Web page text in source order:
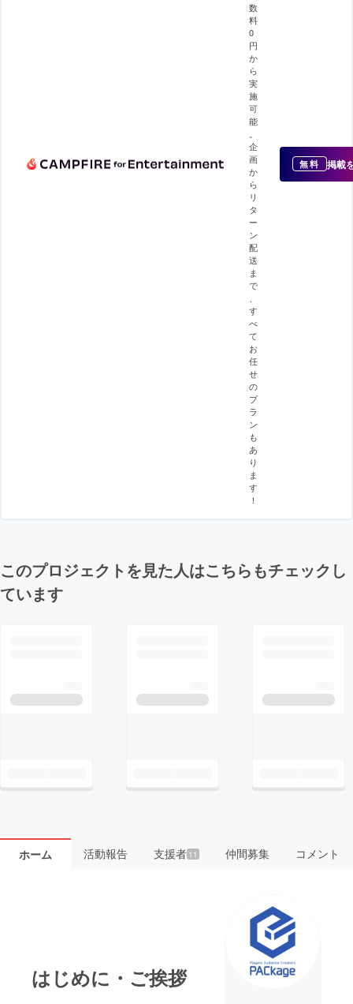
数
料
0
円
か
ら
実
施
可
能
企
画
か
ら
リ
タ
ー
ン
配
送
ま
で
す
べ
て
お
任
せ
の
プ
ラ
ン
も
あ
り
ま
す
！
無料 掲載
このプロジェクトを見た人はこちらもチェックし
ています
ホーム 活動報告 支援者 11 仲間募集 コメント
はじめに・ご挨拶